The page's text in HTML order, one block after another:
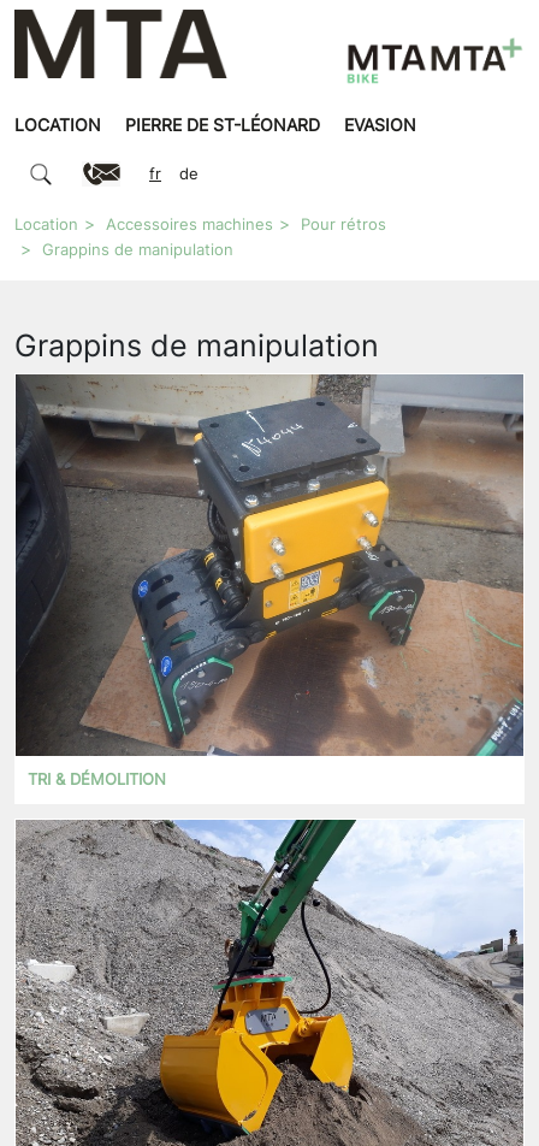
LOCATION PIERRE DE ST-LÉONARD EVASION
fr de
Location Accessoires machines
Pour rétros
Grappins de manipulation
Grappins de manipulation
TRI & DÉMOLITION